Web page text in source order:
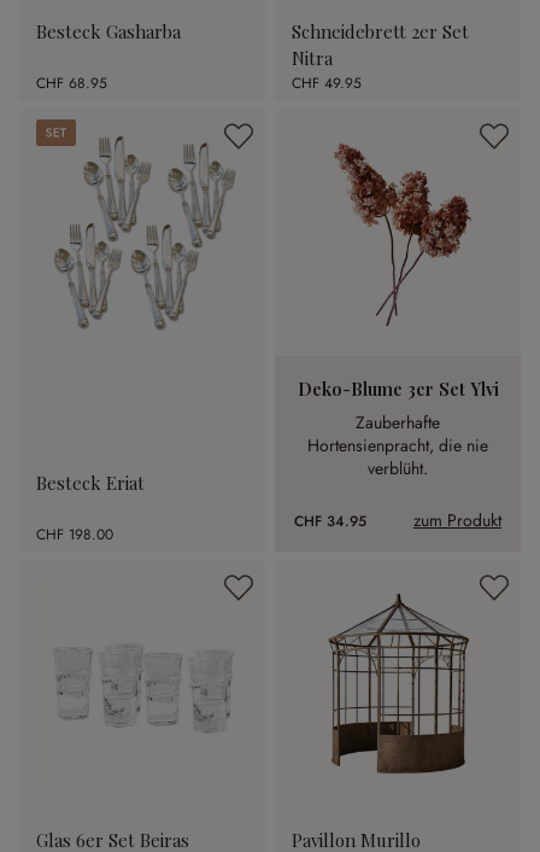
Besteck Gasharba
CHF 68.95
Schneidebrett 2er Set
Nitra
CHF 49.95
Set
Besteck Eriat
CHF 198.00
Deko-Blume 3er Set Ylvi
Zauberhafte
Hortensienpracht, die nie
verblüht.
CHF 34.95 zum Produkt
Glas 6er Set Beiras Pavillon Murillo